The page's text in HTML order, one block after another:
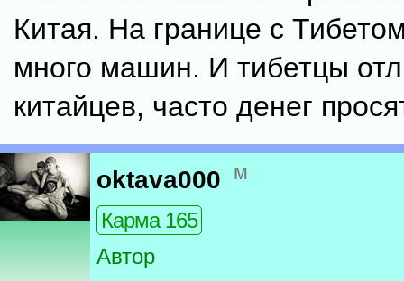
Китая. На границе с
много машин. И тибетцы
китайцев, часто денег
oktava000 м
Карма 165
Автор